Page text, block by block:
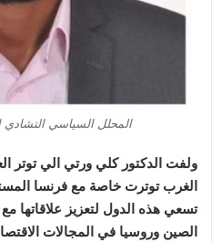
المحلل السياسي
ولفت الدكتور كلي ورتي الي توتر
الغرب توترت خاصة مع فرنسا
تسعي هذه الدول لتعزيز
الصين وروسيا في المجالات